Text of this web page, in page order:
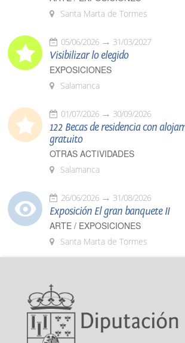
Santa Marta de Tormes
05/06/2026 31/03/2027
Visibilizar lo elegido
EXPOSICIONES
Salamanca
01/07/2026 30/09/2026
122 Becas de residencia con
gratuito
OTRAS ACTIVIDADES
Salamanca
26/06/2026 31/08/2026
Exposición El gran banquete II
ARTE / EXPOSICIONES
Santa Marta de Tormes